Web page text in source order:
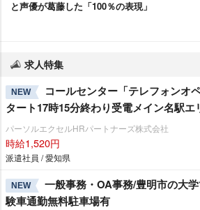
と声優が葛藤した「100％の表現」
求人特集
NEW
コールセンター「テレフォンオ
タート17時15分終わり受電メイン名駅エ
パーソルエクセルHRパートナーズ株式会社
時給1,520円
派遣社員 / 愛知県
NEW
一般事務・OA事務/豊明市の大
験車通勤無料駐車場有